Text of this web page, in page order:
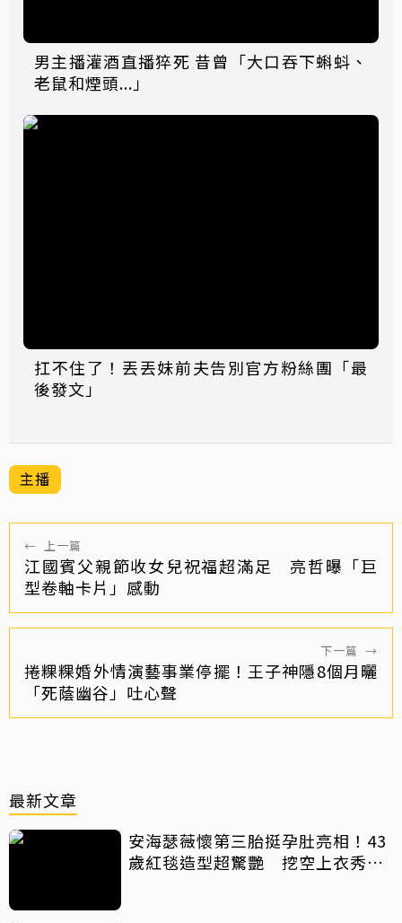
男主播灌酒直播猝死 昔曾「大口吞下蝌蚪、
老鼠和煙頭...」
扛不住了！丟丟妹前夫告別官方粉絲團「最
後發文」
主播
← 上一篇
江國賓父親節收女兒祝福超滿足 亮哲曝「巨
型卷軸卡片」感動
下一篇 →
捲粿粿婚外情演藝事業停擺！王子神隱8個月曬
「死蔭幽谷」吐心聲
最新文章
安海瑟薇懷第三胎挺孕肚亮相！43
歲紅毯造型超驚艷 挖空上衣秀孕